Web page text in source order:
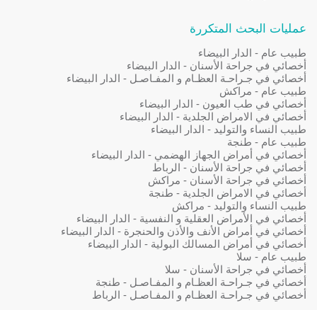
عمليات البحث المتكررة
طبيب عام - الدار البيضاء
أخصائي في جراحة الأسنان - الدار البيضاء
أخصائي في جـراحـة العظـام و المفـاصـل - الدار البيضاء
طبيب عام - مراكش
أخصائي في طب العيون - الدار البيضاء
أخصائي في الامراض الجلدية - الدار البيضاء
طبيب النساء والتوليد - الدار البيضاء
طبيب عام - طنجة
أخصائي في أمراض الجهاز الهضمي - الدار البيضاء
أخصائي في جراحة الأسنان - الرباط
أخصائي في جراحة الأسنان - مراكش
أخصائي في الامراض الجلدية - طنجة
طبيب النساء والتوليد - مراكش
أخصائي في الأمراض العقلية و النفسية - الدار البيضاء
أخصائي في أمراض الأنف والأذن والحنجرة - الدار البيضاء
أخصائي في أمراض المسالك البولية - الدار البيضاء
طبيب عام - سلا
أخصائي في جراحة الأسنان - سلا
أخصائي في جـراحـة العظـام و المفـاصـل - طنجة
أخصائي في جـراحـة العظـام و المفـاصـل - الرباط